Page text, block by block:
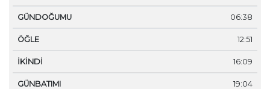
06:38
12:51
16:09
19:04